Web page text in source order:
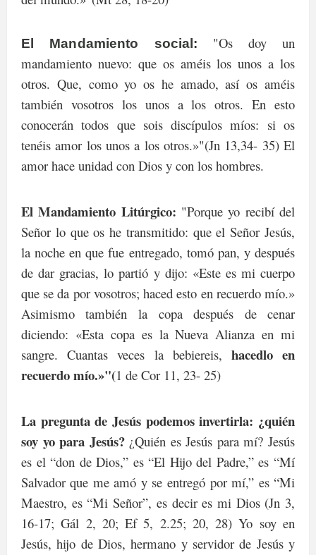
El Mandamiento social:
"Os doy un
mandamiento nuevo: que os améis los unos a los
otros. Que, como yo os he amado, así os améis
también vosotros los unos a los otros. En esto
conocerán todos que sois discípulos míos: si os
tenéis amor los unos a los otros.»"(Jn 13,34- 35) El
amor hace unidad con Dios y con los hombres.
El Mandamiento Litúrgico: "Porque yo recibí del
Señor lo que os he transmitido: que el Señor Jesús,
la noche en que fue entregado, tomó pan, y después
de dar gracias, lo partió y dijo: «Este es mi cuerpo
que se da por vosotros; haced esto en recuerdo mío.»
Asimismo también la copa después de cenar
diciendo: «Esta copa es la Nueva Alianza en mi
sangre. Cuantas veces la bebiereis, hacedlo en
recuerdo mío.»"(1 de Cor 11, 23- 25)
La pregunta de Jesús podemos invertirla: ¿quién
soy yo para Jesús?¿Quién es Jesús para mí? Jesús
es el “don de Dios,” es “El Hijo del Padre,” es “Mí
Salvador que me amó y se entregó por mí,” es “Mi
Maestro, es “Mi Señor”, es decir es mi Dios (Jn 3,
16-17; Gál 2, 20; Ef 5, 2.25; 20, 28) Yo soy en
Jesús, hijo de Dios, hermano y servidor de Jesús y